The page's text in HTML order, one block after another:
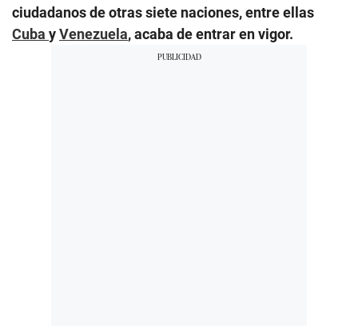
ciudadanos de otras siete naciones, entre ellas
Cuba yVenezuela, acaba de entrar en vigor.